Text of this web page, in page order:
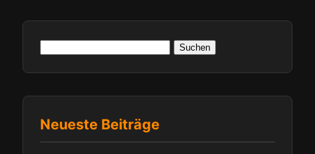
Suchen
Neueste Beiträge